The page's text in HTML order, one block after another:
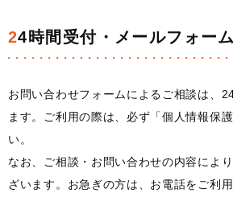
24時間受付・メールフォーム
お問い合わせフォームによるご相談は、
ます。ご利用の際は、必ず「個人情報保
い。
なお、ご相談・お問い合わせの内容によ
ざいます。お急ぎの方は、お電話をご利用